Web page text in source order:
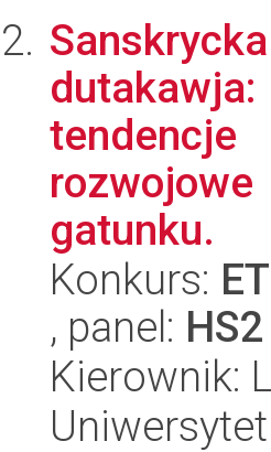
Sanskrycka
dutakawja:
tendencje
rozwojowe
gatunku.
Konkurs:
, panel: HS2
Kierownik: